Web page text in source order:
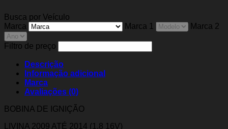
Busca por Veículo
Marca
Marca 1 Marca 2
Filtro de preço
Descrição
Informação adicional
Marca
Avaliações (0)
BOBINA DE IGNIÇÃO
LIVINA 2009 ATÉ 2014 (1.8 16V)